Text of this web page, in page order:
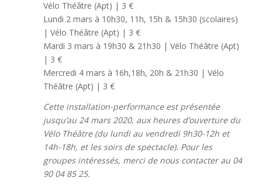
Vélo Théâtre (Apt) | 3 €
Lundi 2 mars à 10h30, 11h, 15h & 15h30 (scolaires)
| Vélo Théâtre (Apt) | 3 €
Mardi 3 mars à 19h30 & 21h30 | Vélo Théâtre (Apt)
| 3 €
Mercredi 4 mars à 16h,18h, 20h & 21h30 | Vélo
Théâtre (Apt) | 3 €
Cette installation-performance est présentée
jusqu’au 24 mars 2020, aux heures d’ouverture du
Vélo Théâtre (du lundi au vendredi 9h30-12h et
14h-18h, et les soirs de spectacle). Pour les
groupes intéressés, merci de nous contacter au 04
90 04 85 25.